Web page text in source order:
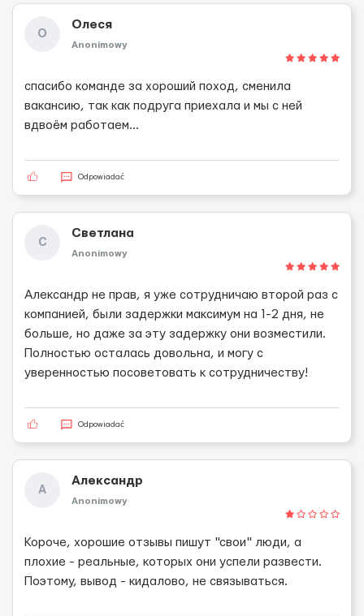
О
Олеся
Anonimowy
спасибо команде за хороший поход, сменила
вакансию, так как подруга приехала и мы с ней
вдвоём работаем...
Odpowiadać
С
Светлана
Anonimowy
Александр не прав, я уже сотрудничаю второй раз с
компанией, были задержки максимум на 1-2 дня, не
больше, но даже за эту задержку они возместили.
Полностью осталась довольна, и могу с
уверенностью посоветовать к сотрудничеству!
Odpowiadać
А
Александр
Anonimowy
Короче, хорошие отзывы пишут "свои" люди, а
плохие - реальные, которых они успели развести.
Поэтому, вывод - кидалово, не связываться.